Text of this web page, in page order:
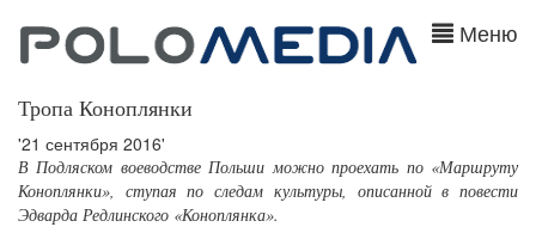
Меню
Тропа Коноплянки
'21 сентября 2016'
В Подляском воеводстве Польши можно проехать по «Маршруту
Коноплянки», ступая по следам культуры, описанной в повести
Эдварда Редлинского «Коноплянка».